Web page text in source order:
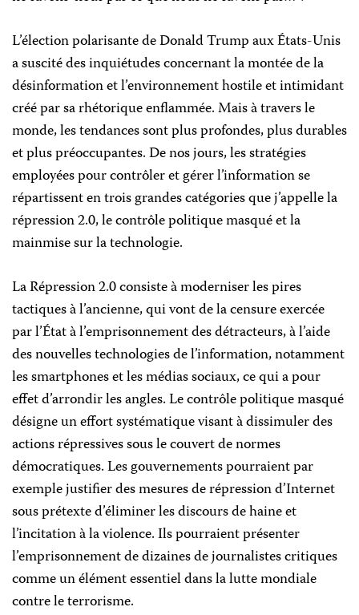
L’élection polarisante de Donald Trump aux États-Unis
a suscité des inquiétudes concernant la montée de la
désinformation et l’environnement hostile et intimidant
créé par sa rhétorique enflammée. Mais à travers le
monde, les tendances sont plus profondes, plus durables
et plus préoccupantes. De nos jours, les stratégies
employées pour contrôler et gérer l’information se
répartissent en trois grandes catégories que j’appelle la
répression 2.0, le contrôle politique masqué et la
mainmise sur la technologie.
La Répression 2.0 consiste à moderniser les pires
tactiques à l’ancienne, qui vont de la censure exercée
par l’État à l’emprisonnement des détracteurs, à l’aide
des nouvelles technologies de l’information, notamment
les smartphones et les médias sociaux, ce qui a pour
effet d’arrondir les angles. Le contrôle politique masqué
désigne un effort systématique visant à dissimuler des
actions répressives sous le couvert de normes
démocratiques. Les gouvernements pourraient par
exemple justifier des mesures de répression d’Internet
sous prétexte d’éliminer les discours de haine et
l’incitation à la violence. Ils pourraient présenter
l’emprisonnement de dizaines de journalistes critiques
comme un élément essentiel dans la lutte mondiale
contre le terrorisme.